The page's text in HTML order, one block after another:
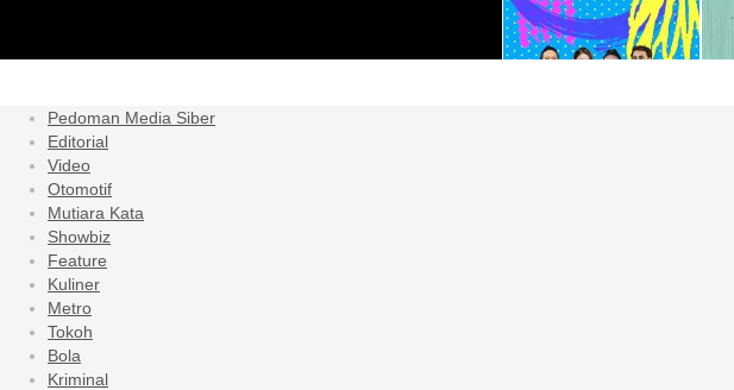
Pedoman Media Siber
Editorial
Video
Otomotif
Mutiara Kata
Showbiz
Feature
Kuliner
Metro
Tokoh
Bola
Kriminal